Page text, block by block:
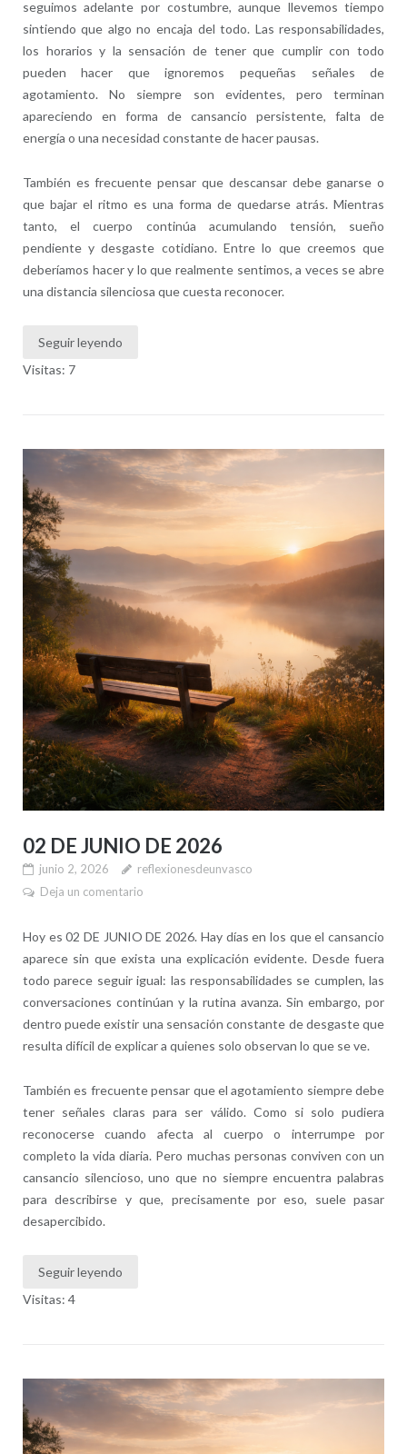
seguimos adelante por costumbre, aunque llevemos tiempo
sintiendo que algo no encaja del todo. Las responsabilidades,
los horarios y la sensación de tener que cumplir con todo
pueden hacer que ignoremos pequeñas señales de
agotamiento. No siempre son evidentes, pero terminan
apareciendo en forma de cansancio persistente, falta de
energía o una necesidad constante de hacer pausas.
También es frecuente pensar que descansar debe ganarse o
que bajar el ritmo es una forma de quedarse atrás. Mientras
tanto, el cuerpo continúa acumulando tensión, sueño
pendiente y desgaste cotidiano. Entre lo que creemos que
deberíamos hacer y lo que realmente sentimos, a veces se abre
una distancia silenciosa que cuesta reconocer.
Seguir leyendo
Visitas: 7
02 DE JUNIO DE 2026
junio 2, 2026
reflexionesdeunvasco
Deja un comentario
Hoy es 02 DE JUNIO DE 2026. Hay días en los que el cansancio
aparece sin que exista una explicación evidente. Desde fuera
todo parece seguir igual: las responsabilidades se cumplen, las
conversaciones continúan y la rutina avanza. Sin embargo, por
dentro puede existir una sensación constante de desgaste que
resulta difícil de explicar a quienes solo observan lo que se ve.
También es frecuente pensar que el agotamiento siempre debe
tener señales claras para ser válido. Como si solo pudiera
reconocerse cuando afecta al cuerpo o interrumpe por
completo la vida diaria. Pero muchas personas conviven con un
cansancio silencioso, uno que no siempre encuentra palabras
para describirse y que, precisamente por eso, suele pasar
desapercibido.
Seguir leyendo
Visitas: 4